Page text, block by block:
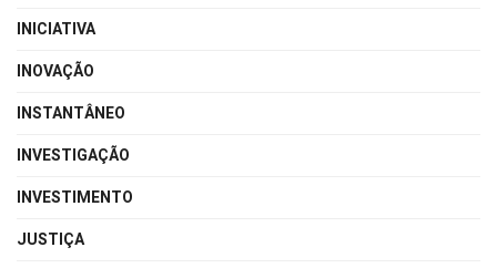
INICIATIVA
INOVAÇÃO
INSTANTÂNEO
INVESTIGAÇÃO
INVESTIMENTO
JUSTIÇA